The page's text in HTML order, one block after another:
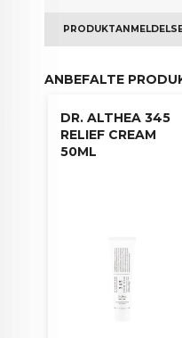
av foundation,
Hver pakke
lang levetid og
størrelsen gjør dem
Ta en passende
Klapp forsiktig
bevegelser for en
Rengjør puffen
ANBEFALTE
DR. ALTHEA 345
RELIEF CREAM
50ML